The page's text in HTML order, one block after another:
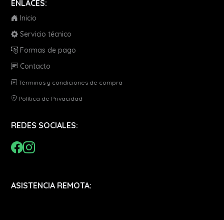
ENLACES:
Inicio
Servicio técnico
Formas de pago
Contacto
Términos y condiciones de compra
Política de Privacidad
REDES SOCIALES:
ASISTENCIA REMOTA: